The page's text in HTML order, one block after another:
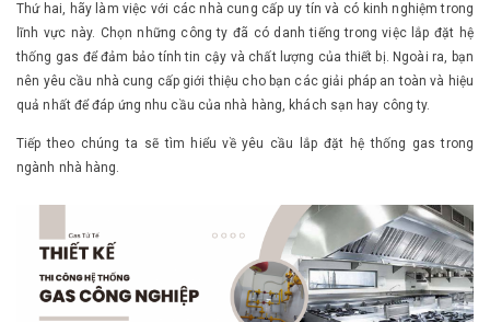
Thứ hai, hãy làm việc với các nhà cung cấp uy tín và có kinh nghiệm trong
lĩnh vực này. Chọn những công ty đã có danh tiếng trong việc lắp đặt hệ
thống gas để đảm bảo tính tin cậy và chất lượng của thiết bị. Ngoài ra, bạn
nên yêu cầu nhà cung cấp giới thiệu cho bạn các giải pháp an toàn và hiệu
quả nhất để đáp ứng nhu cầu của nhà hàng, khách sạn hay công ty.
Tiếp theo chúng ta sẽ tìm hiểu về yêu cầu lắp đặt hệ thống gas trong
ngành nhà hàng.